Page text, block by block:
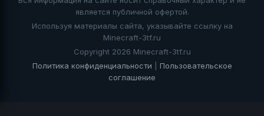
является публичной офертой.
Используя материалы сайта, указывайте ссылку на
Minecraft-3tf.ru
Copyright 2026 Minecraft-3tf.ru
Политика конфиденциальности
Пользовательское
соглашение